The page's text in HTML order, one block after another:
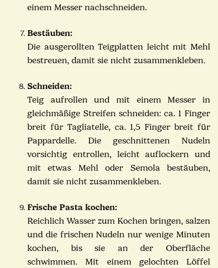
einem Messer nachschneiden.
Bestäuben:
Die ausgerollten Teigplatten leicht mit Mehl
bestreuen, damit sie nicht zusammenkleben.
Schneiden:
Teig aufrollen und mit einem Messer in
gleichmäßige Streifen schneiden: ca. 1 Finger
breit für Tagliatelle, ca. 1,5 Finger breit für
Pappardelle. Die geschnittenen Nudeln
vorsichtig entrollen, leicht auflockern und
mit etwas Mehl oder Semola bestäuben,
damit sie nicht zusammenkleben.
Frische Pasta kochen:
Reichlich Wasser zum Kochen bringen, salzen
und die frischen Nudeln nur wenige Minuten
kochen, bis sie an der Oberfläche
schwimmen. Mit einem gelochten Löffel